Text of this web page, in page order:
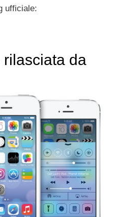
ufficiale:
rilasciata da